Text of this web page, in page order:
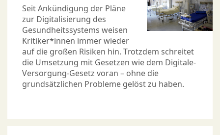
Seit Ankündigung der Pläne
zur Digitalisierung des
Gesundheitssystems weisen
Kritiker*innen immer wieder
auf die großen Risiken hin. Trotzdem schreitet
die Umsetzung mit Gesetzen wie dem Digitale-
Versorgung-Gesetz voran – ohne die
grundsätzlichen Probleme gelöst zu haben.